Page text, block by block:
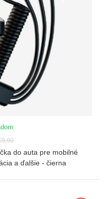
do auta pre mobilné
a ďalšie - čierna